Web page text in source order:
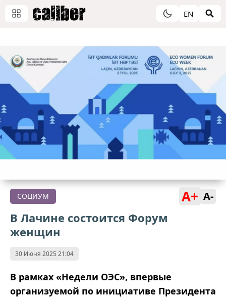
EN
СОЦИУМ A+ A-
В Лачине cостоится Форум
женщин
30 Июня 2025 21:04
В рамках «Недели ОЭС», впервые
организуемой по инициативе Президента